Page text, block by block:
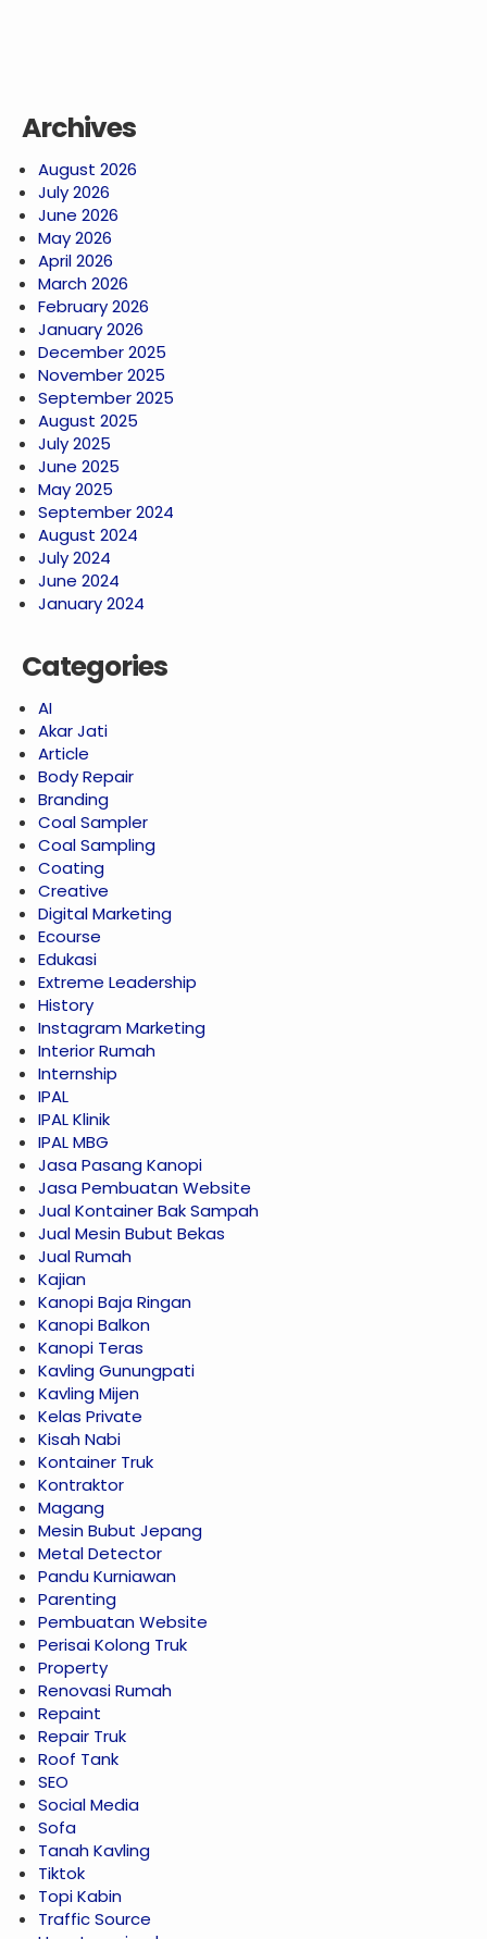
Archives
August 2026
July 2026
June 2026
May 2026
April 2026
March 2026
February 2026
January 2026
December 2025
November 2025
September 2025
August 2025
July 2025
June 2025
May 2025
September 2024
August 2024
July 2024
June 2024
January 2024
Categories
AI
Akar Jati
Article
Body Repair
Branding
Coal Sampler
Coal Sampling
Coating
Creative
Digital Marketing
Ecourse
Edukasi
Extreme Leadership
History
Instagram Marketing
Interior Rumah
Internship
IPAL
IPAL Klinik
IPAL MBG
Jasa Pasang Kanopi
Jasa Pembuatan Website
Jual Kontainer Bak Sampah
Jual Mesin Bubut Bekas
Jual Rumah
Kajian
Kanopi Baja Ringan
Kanopi Balkon
Kanopi Teras
Kavling Gunungpati
Kavling Mijen
Kelas Private
Kisah Nabi
Kontainer Truk
Kontraktor
Magang
Mesin Bubut Jepang
Metal Detector
Pandu Kurniawan
Parenting
Pembuatan Website
Perisai Kolong Truk
Property
Renovasi Rumah
Repaint
Repair Truk
Roof Tank
SEO
Social Media
Sofa
Tanah Kavling
Tiktok
Topi Kabin
Traffic Source